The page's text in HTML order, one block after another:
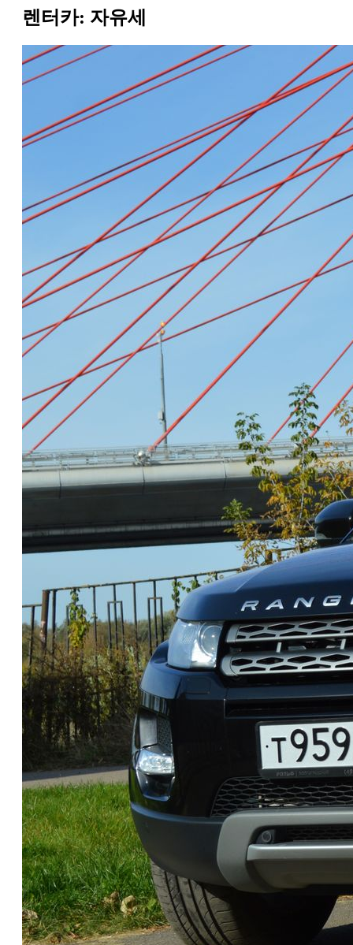
렌터카: 자유세